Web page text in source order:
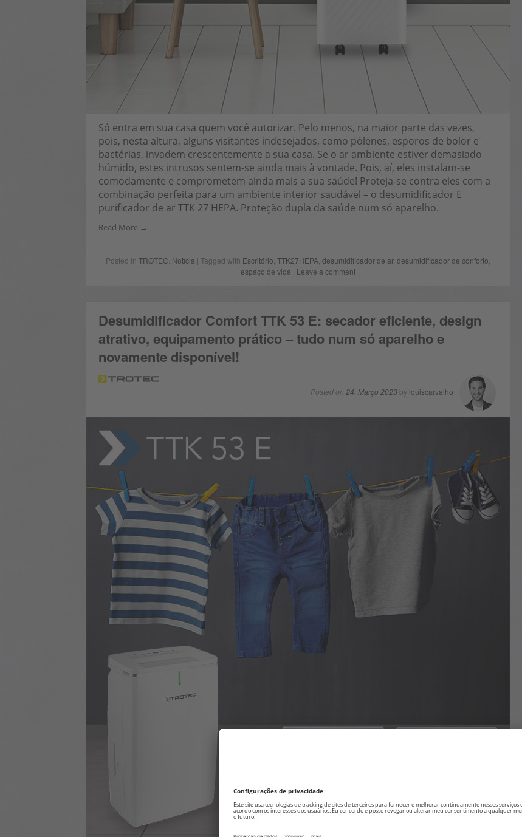
Só entra em sua casa quem você autorizar. Pelo menos, na maior parte das vezes,
pois, nesta altura, alguns visitantes indesejados, como pólenes, esporos de bolor e
bactérias, invadem crescentemente a sua casa. Se o ar ambiente estiver demasiado
húmido, estes intrusos sentem-se ainda mais à vontade. Pois, aí, eles instalam-se
comodamente e comprometem ainda mais a sua saúde! Proteja-se contra eles com a
combinação perfeita para um ambiente interior saudável – o desumidificador E
purificador de ar TTK 27 HEPA. Proteção dupla da saúde num só aparelho.
Read More
Posted in TROTEC Notícia | Tagged with Escritório TTK27HEPA desumidificador de ar, desumidificador de conforto
espaço de vida | Leave a comment
Desumidificador Comfort TTK 53 E: secador eficiente, design
atrativo, equipamento prático – tudo num só aparelho e
novamente disponível!
Posted on 24. Março 2023by louiscarvalho